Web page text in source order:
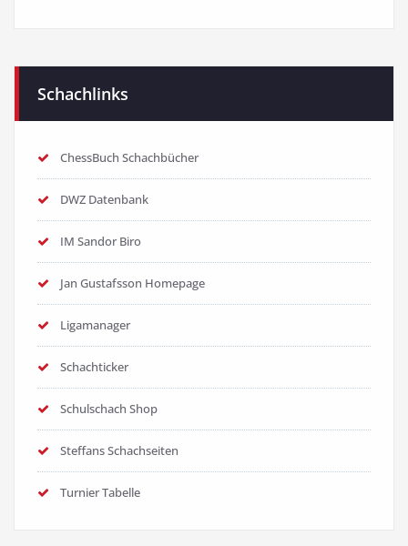
Schachlinks
ChessBuch Schachbücher
DWZ Datenbank
IM Sandor Biro
Jan Gustafsson Homepage
Ligamanager
Schachticker
Schulschach Shop
Steffans Schachseiten
Turnier Tabelle